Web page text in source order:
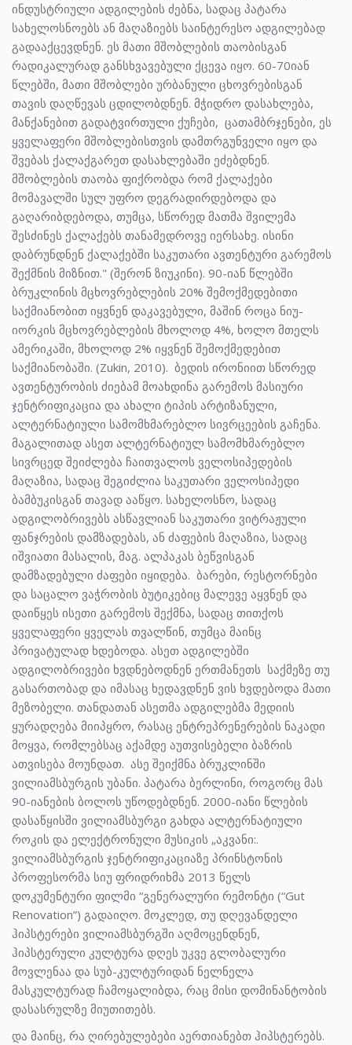
ინდუსტრიული ადგილების ძებნა, სადაც პატარა
სახელოსნოებს ან მაღაზიებს საინტერესო ადგილებად
გადააქცევდნენ. ეს მათი მშობლების თაობისგან
რადიკალურად განსხვავებული ქცევა იყო. 60-70იან
წლებში, მათი მშობლები ურბანული ცხოვრებისგან
თავის დაღწევას ცდილობდნენ. მჭიდრო დასახლება,
მანქანებით გადატვირთული ქუჩები, ცათამბრჯენები, ეს
ყველაფერი მშობლებისთვის დამთრგუნველი იყო და
შვებას ქალაქგარეთ დასახლებაში ეძებდნენ.
მშობლების თაობა ფიქრობდა რომ ქალაქები
მომავალში სულ უფრო დეგრადირდებოდა და
გაღარიბდებოდა, თუმცა, სწორედ მათმა შვილემა
შესძინეს ქალაქებს თანამედროვე იერსახე. ისინი
დაბრუნდნენ ქალაქებში საკუთარი ავთენტური გარემოს
შექმნის მიზნით." (შერონ ზიუკინი). 90-იან წლებში
ბრუკლინის მცხოვრებლების 20% შემოქმედებითი
საქმიანობით იყვნენ დაკავებული, მაშინ როცა ნიუ-
იორკის მცხოვრებლების მხოლოდ 4%, ხოლო მთელს
ამერიკაში, მხოლოდ 2% იყვნენ შემოქმედებით
საქმიანობაში. (Zukin, 2010). ბედის ირონიით სწორედ
ავთენტურობის ძიებამ მოახდინა გარემოს მასიური
ჯენტრიფიკაცია და ახალი ტიპის არტიზანული,
ალტერნატიული სამომხმარებლო სივრცეების გაჩენა.
მაგალითად ასეთ ალტერნატიულ სამომხმარებლო
სივრცედ შეიძლება ჩაითვალოს ველოსიპედების
მაღაზია, სადაც შეგიძლია საკუთარი ველოსიპედი
ბამბუკისგან თავად ააწყო. სახელოსნო, სადაც
ადგილობრივებს ასწავლიან საკუთარი ვიტრაჟული
ფანჯრების დამზადებას, ან ძაფების მაღაზია, სადაც
იშვიათი მასალის, მაგ. ალპაკას ბეწვისგან
დამზადებული ძაფები იყიდება. ბარები, რესტორნები
და საცალო ვაჭრობის ბუტიკებიც მალევე აყვნენ და
დაიწყეს ისეთი გარემოს შექმნა, სადაც თითქოს
ყველაფერი ყველას თვალწინ, თუმცა მაინც
პრივატულად ხდებოდა. ასეთ ადგილებში
ადგილობრივები ხვდნებოდნენ ერთმანეთს საქმეზე თუ
გასართობად და იმასაც ხედავდნენ ვის ხვდებოდა მათი
მეზობელი. თანდათან ასეთმა ადგილებმა მედიის
ყურადღება მიიპყრო, რასაც ენტრეპრენერების ნაკადი
მოყვა, რომლებსაც აქამდე აუთვისებელი ბაზრის
ათვისება მოუნდათ. ასე შეიქმნა ბრუკლინში
ვილიამსბურგის უბანი. პატარა ბერლინი, როგორც მას
90-იანების ბოლოს უწოდებდნენ. 2000-იანი წლების
დასაწყისში ვილიამსბურგი გახდა ალტერნატიული
როკის და ელექტრონული მუსიკის „აკვანი:.
ვილიამსბურგის ჯენტრიფიკაციაზე პრინსტონის
პროფესორმა სიუ ფრიდრიხმა 2013 წელს
დოკუმენტური ფილმი “გენერალური რემონტი (“Gut
Renovation”) გადაიღო. მოკლედ, თუ დღევანდელი
ჰიპსტერები ვილიამსბურგში აღმოცენდნენ,
ჰიპსტერული კულტურა დღეს უკვე გლობალური
მოვლენაა და სუბ-კულტურიდან ნელნელა
მასკულტურად ჩამოყალიბდა, რაც მისი დომინანტობის
დასასრულზე მიუთითებს.
და მაინც, რა ღირებულებები აერთიანებთ ჰიპსტერებს.